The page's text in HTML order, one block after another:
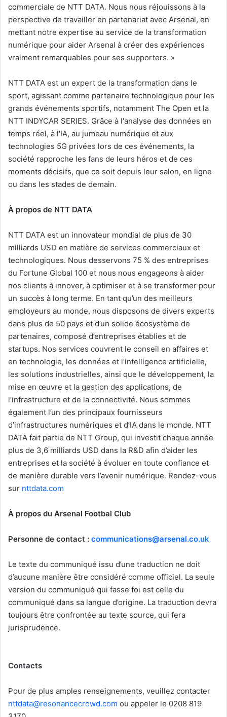
commerciale de NTT DATA. Nous nous réjouissons à la
perspective de travailler en partenariat avec Arsenal, en
mettant notre expertise au service de la transformation
numérique pour aider Arsenal à créer des expériences
vraiment remarquables pour ses supporters. »
NTT DATA est un expert de la transformation dans le
sport, agissant comme partenaire technologique pour les
grands événements sportifs, notamment The Open et la
NTT INDYCAR SERIES. Grâce à l'analyse des données en
temps réel, à l'IA, au jumeau numérique et aux
technologies 5G privées lors de ces événements, la
société rapproche les fans de leurs héros et de ces
moments décisifs, que ce soit depuis leur salon, en ligne
ou dans les stades de demain.
À propos de NTT DATA
NTT DATA est un innovateur mondial de plus de 30
milliards USD en matière de services commerciaux et
technologiques. Nous desservons 75 % des entreprises
du Fortune Global 100 et nous nous engageons à aider
nos clients à innover, à optimiser et à se transformer pour
un succès à long terme. En tant qu’un des meilleurs
employeurs au monde, nous disposons de divers experts
dans plus de 50 pays et d’un solide écosystème de
partenaires, composé d’entreprises établies et de
startups. Nos services couvrent le conseil en affaires et
en technologie, les données et l’intelligence artificielle,
les solutions industrielles, ainsi que le développement, la
mise en œuvre et la gestion des applications, de
l’infrastructure et de la connectivité. Nous sommes
également l’un des principaux fournisseurs
d’infrastructures numériques et d’IA dans le monde. NTT
DATA fait partie de NTT Group, qui investit chaque année
plus de 3,6 milliards USD dans la R&D afin d’aider les
entreprises et la société à évoluer en toute confiance et
de manière durable vers l’avenir numérique. Rendez-vous
sur nttdata.com
À propos du Arsenal Footbal Club
Personne de contact : communications@arsenal.co.uk
Le texte du communiqué issu d’une traduction ne doit
d’aucune manière être considéré comme officiel. La seule
version du communiqué qui fasse foi est celle du
communiqué dans sa langue d’origine. La traduction devra
toujours être confrontée au texte source, qui fera
jurisprudence.
Contacts
Pour de plus amples renseignements, veuillez contacter
nttdata@resonancecrowd.com ou appeler le 0208 819